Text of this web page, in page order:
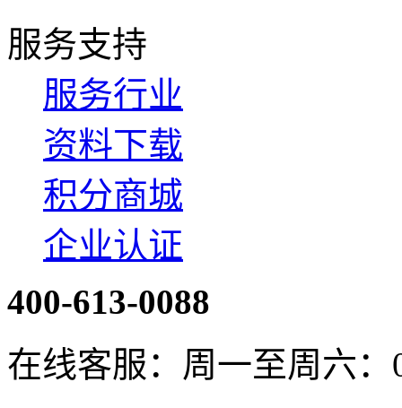
服务支持
服务行业
资料下载
积分商城
企业认证
400-613-0088
在线客服：周一至周六：